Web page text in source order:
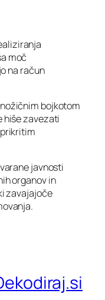
moč
na račun
bojkotom
hiše zavezati
javnosti
organov in
zavajajoče